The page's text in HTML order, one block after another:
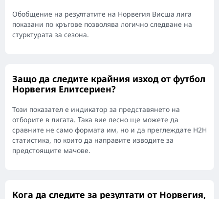
Обобщение на резултатите на Норвегия Висша лига
показани по кръгове позволява логично следване на
стурктурата за сезона.
Защо да следите крайния изход от футбол
Норвегия Елитсериен?
Този показател е индикатор за представянето на
отборите в лигата. Така вие лесно ще можете да
сравните не само формата им, но и да преглеждате H2H
статистика, по които да направите изводите за
предстоящите мачове.
Кога да следите за резултати от Норвегия,